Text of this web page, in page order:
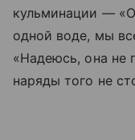
кульминации —
одной воде, мы
«Надеюсь, она не
наряды того не